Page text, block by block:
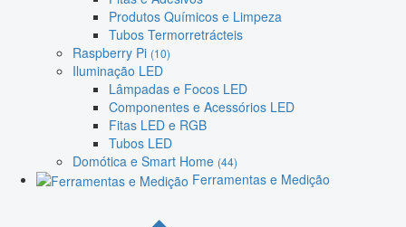
Produtos Químicos e Limpeza
Tubos Termorretrácteis
Raspberry Pi (10)
Iluminação LED
Lâmpadas e Focos LED
Componentes e Acessórios LED
Fitas LED e RGB
Tubos LED
Domótica e Smart Home (44)
Ferramentas e Medição